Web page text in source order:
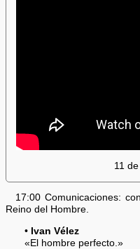
11
17:00 Comunicaciones:
Reino del Hombre.
• Ivan Vélez
«El hombre perfecto.»